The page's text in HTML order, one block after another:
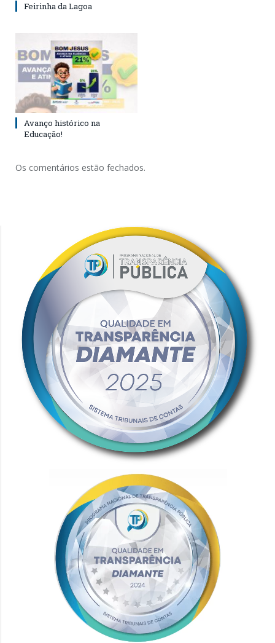
Feirinha da Lagoa
Avanço histórico na
Educação!
Os comentários estão fechados.